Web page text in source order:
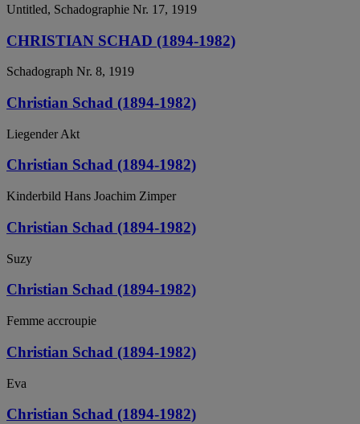
Untitled, Schadographie Nr. 17, 1919
CHRISTIAN SCHAD (1894-1982)
Schadograph Nr. 8, 1919
Christian Schad (1894-1982)
Liegender Akt
Christian Schad (1894-1982)
Kinderbild Hans Joachim Zimper
Christian Schad (1894-1982)
Suzy
Christian Schad (1894-1982)
Femme accroupie
Christian Schad (1894-1982)
Eva
Christian Schad (1894-1982)